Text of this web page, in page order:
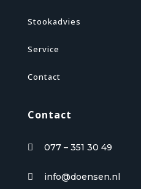
Stookadvies
Service
Contact
Contact
 077 – 351 30 49
 info@doensen.nl